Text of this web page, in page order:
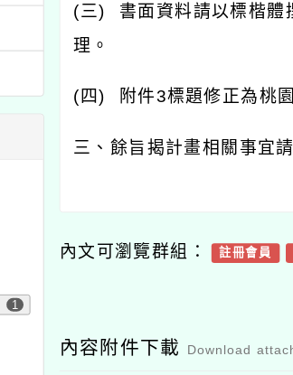
1
(三) 書面資料請以標楷體
理。
( 四) 附件3標題修正為桃
三、餘旨揭計畫相關事宜
內文可瀏覽群組： 註冊會員
內容附件下載 Download